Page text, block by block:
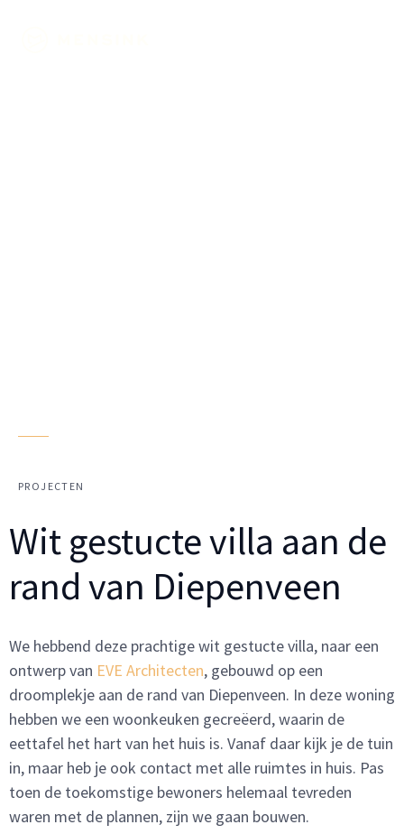
PROJECTEN
Wit gestucte villa aan de
rand van Diepenveen
We hebbend deze prachtige wit gestucte villa, naar een
ontwerp van EVE Architecten, gebouwd op een
droomplekje aan de rand van Diepenveen. In deze woning
hebben we een woonkeuken gecreëerd, waarin de
eettafel het hart van het huis is. Vanaf daar kijk je de tuin
in, maar heb je ook contact met alle ruimtes in huis. Pas
toen de toekomstige bewoners helemaal tevreden
waren met de plannen, zijn we gaan bouwen.